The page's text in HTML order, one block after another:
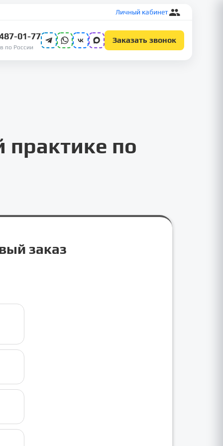
Личный кабинет
01-77
по России
Заказать звонок
практике по
заказ